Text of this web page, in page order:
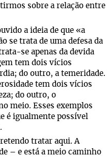
sobre a relação entre
a ideia de que «a
se trata de uma defesa da
se apenas da devida
tem dois vícios
do outro, a temeridade.
tem dois vícios
do outro, o
meio. Esses exemplos
é igualmente possível
tratar aqui. A
– e está a meio caminho